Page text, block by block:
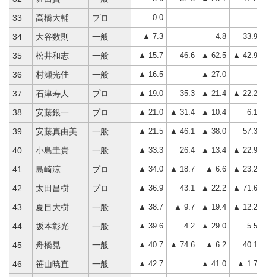
33 高橋大輔 プロ 0.0
34 大谷数則 一般 ▲ 7.3 4.8 33.9
35 松井和志 一般 ▲ 15.7 46.6 ▲ 62.5 ▲ 42.9
36 村瀬光佳 一般 ▲ 16.5 ▲ 27.0
37 石津寿人 プロ ▲ 19.0 35.3 ▲ 21.4 ▲ 22.2
38 安藤銀一 プロ ▲ 21.0 ▲ 31.4 ▲ 10.4 6.1
39 安藤真由美 一般 ▲ 21.5 ▲ 46.1 ▲ 38.0 57.3
40 小島圭貴 一般 ▲ 33.3 26.4 ▲ 13.4 ▲ 22.9
41 島崎涼 プロ ▲ 34.0 ▲ 18.7 ▲ 6.6 ▲ 23.2
42 太田昌樹 プロ ▲ 36.9 43.1 ▲ 22.2 ▲ 71.6
43 夏目大樹 一般 ▲ 38.7 ▲ 9.7 ▲ 19.4 ▲ 12.2
44 坂本彰光 一般 ▲ 39.6 4.2 ▲ 29.0 5.5
45 舟橋晃 一般 ▲ 40.7 ▲ 74.6 ▲ 6.2 40.1
46 笹山暁直 一般 ▲ 42.7 ▲ 41.0 ▲ 1.7